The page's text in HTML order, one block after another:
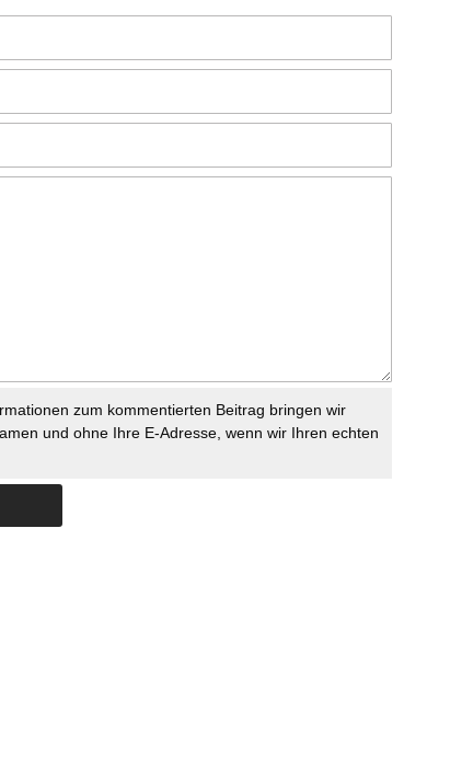
zum kommentierten Beitrag bringen wir
und ohne Ihre E-Adresse, wenn wir Ihren echten